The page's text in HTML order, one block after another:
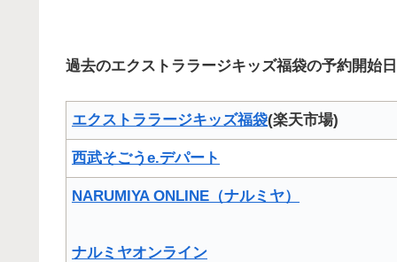
過去のエクストララージキッズ福袋の予約開始
エクストララージキッズ福袋(楽天市場)
西武そごうe.デパート
NARUMIYA ONLINE（ナルミヤ）
ナルミヤオンライン